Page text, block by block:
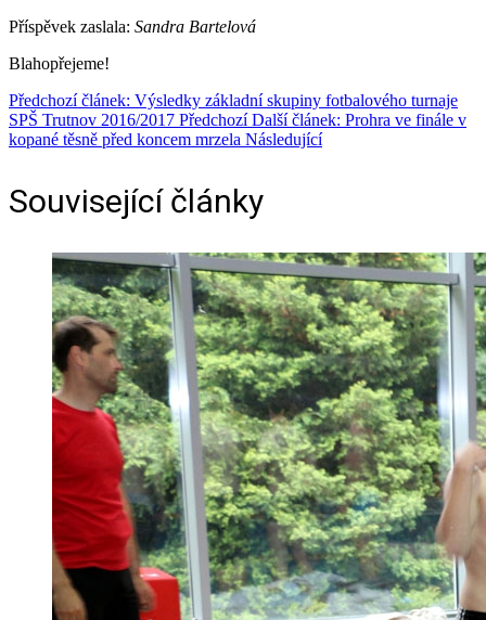
Příspěvek zaslala: Sandra Bartelová
Blahopřejeme!
Předchozí článek: Výsledky základní skupiny fotbalového turnaje
SPŠ Trutnov 2016/2017 Předchozí Další článek: Prohra ve finále v
kopané těsně před koncem mrzela Následující
Související články